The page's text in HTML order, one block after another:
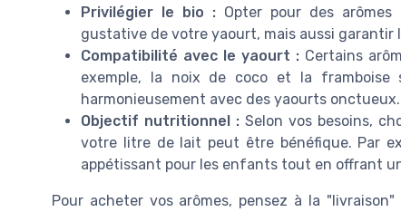
Privilégier le bio : Opter pour des
gustative de votre yaourt, mais aussi garantir
Compatibilité avec le yaourt : Certains
exemple, la noix de coco et la framboise
harmonieusement avec des yaourts onctueux.
Objectif nutritionnel : Selon vos besoins,
votre litre de lait peut être bénéfique. Par
appétissant pour les enfants tout en offrant
Pour acheter vos arômes, pensez à la